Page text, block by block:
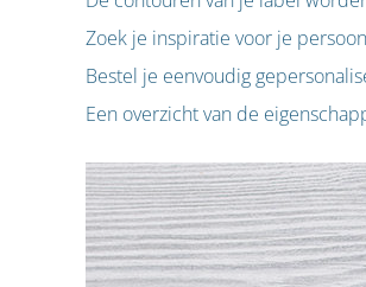
Zoek je inspiratie voor je
Bestel je eenvoudig
Een overzicht van de